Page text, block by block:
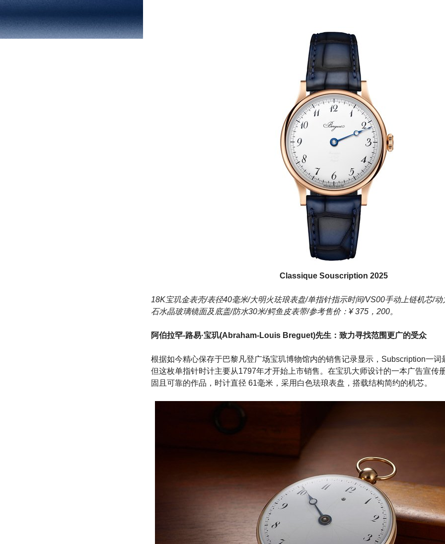
Classique Souscription 2025
18K宝玑金表壳/表径40毫米/大明火珐琅表盘/单指针指示时间/VS00手动上链机芯/
石水晶玻璃镜面及底盖/防水30米/鳄鱼皮表带/参考售价：¥ 375，200。
阿伯拉罕-路易·宝玑(Abraham-Louis Breguet)先生：致力寻找范围更广的受众
根据如今精心保存于巴黎凡登广场宝玑博物馆内的销售记录显示，Subscription一词
但这枚单指针时计主要从1797年才开始上市销售。在宝玑大师设计的一本广告宣传
固且可靠的作品，时计直径 61毫米，采用白色珐琅表盘，搭载结构简约的机芯。